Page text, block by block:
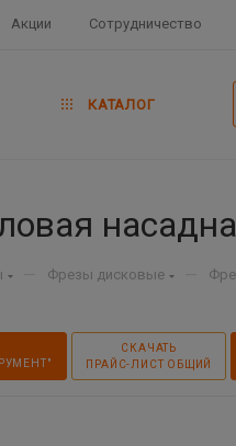
Акции Сотрудничество
КАТАЛОГ
Фрезы дисковые
СКАЧАТЬ
ПРАЙС-ЛИСТ ОБЩИЙ